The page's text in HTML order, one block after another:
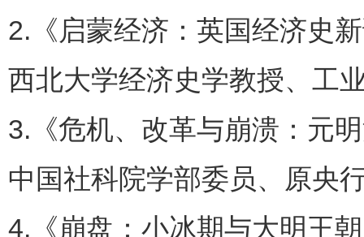
2.《启蒙经济：英国经济史
西北大学经济史学教授、工
3.《危机、改革与崩溃：元
中国社科院学部委员、原央
4.《崩盘：小冰期与大明王